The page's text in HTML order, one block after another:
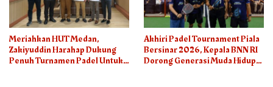
Meriahkan HUT Medan,
Zakiyuddin Harahap Dukung
Penuh Turnamen Padel Untuk
Akhiri Padel Tournament Piala
Bersinar 2026, Kepala BNN RI
Dorong Generasi Muda Hidup